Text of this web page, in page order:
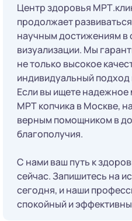
Центр здоровья
продолжает
научным достижениям в
визуализации. Мы
не только высокое
индивидуальный
Если вы ищете надежное
МРТ копчика в Москве,
верным помощником в
благополучия.
С нами ваш путь к
сейчас. Запишитесь на
сегодня, и наши
спокойный и